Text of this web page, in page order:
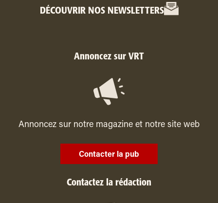
DÉCOUVRIR NOS NEWSLETTERS
Annoncez sur VRT
Annoncez sur notre magazine et notre site web
Contacter la pub
Contactez la rédaction